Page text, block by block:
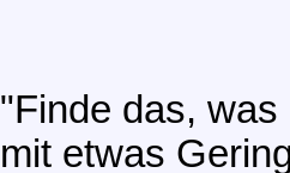
"Finde das,
mit etwas